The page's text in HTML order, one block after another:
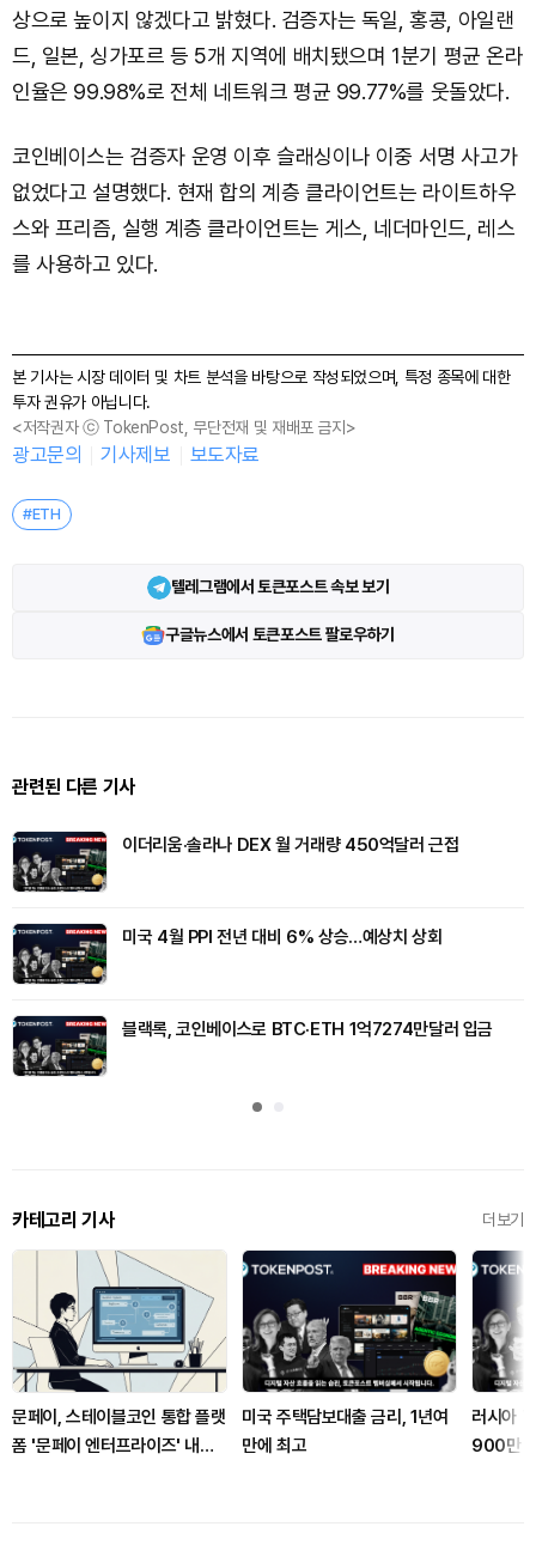
상으로 높이지 않겠다고 밝혔다. 검증자는 독일, 홍콩, 아일랜
드, 일본, 싱가포르 등 5개 지역에 배치됐으며 1분기 평균 온라
인율은 99.98%로 전체 네트워크 평균 99.77%를 웃돌았다.
코인베이스는 검증자 운영 이후 슬래싱이나 이중 서명 사고가
없었다고 설명했다. 현재 합의 계층 클라이언트는 라이트하우
스와 프리즘, 실행 계층 클라이언트는 게스, 네더마인드, 레스
를 사용하고 있다.
본 기사는 시장 데이터 및 차트 분석을 바탕으로 작성되었으며, 특정 종목에 대한
투자 권유가 아닙니다.
<저작권자 ⓒ TokenPost, 무단전재 및 재배포 금지>
광고문의 기사제보 보도자료
#ETH
텔레그램에서 토큰포스트 속보 보기
구글뉴스에서 토큰포스트 팔로우하기
관련된 다른 기사
이더리움·솔라나 DEX 월 거래량 450억달러 근접
미국 4월 PPI 전년 대비 6% 상승…예상치 상회
블랙록, 코인베이스로 BTC·ETH 1억7274만달러 입금
카테고리 기사 더보기
문페이, 스테이블코인 통합 플랫
폼 '문페이 엔터프라이즈' 내놨
미국 주택담보대출 금리, 1년여
만에 최고
러시아 7
900만